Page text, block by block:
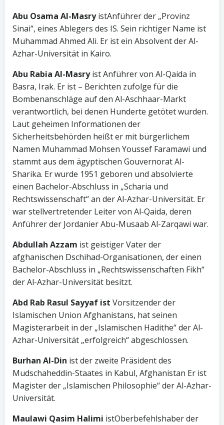
Abu Osama Al-MasryistAnführer der „Provinz
Sinai“, eines Ablegers des IS. Sein richtiger Name ist
Muhammad Ahmed Ali. Er ist ein Absolvent der Al-
Azhar-Universität in Kairo.
Abu Rabia Al-Masryist Anführer von Al-Qaida in
Basra, Irak. Er ist – Berichten zufolge für die
Bombenanschläge auf den Al-Aschhaar-Markt
verantwortlich, bei denen Hunderte getötet wurden.
Laut geheimen Informationen der
Sicherheitsbehörden heißt er mit bürgerlichem
Namen Muhammad Mohsen Youssef Faramawi und
stammt aus dem ägyptischen Gouvernorat Al-
Sharika. Er wurde 1951 geboren und absolvierte
einen Bachelor-Abschluss in „Scharia und
Rechtswissenschaft“ an der Al-Azhar-Universität. Er
war stellvertretender Leiter von Al-Qaida, deren
Anführer der Jordanier Abu-Musaab Al-Zarqawi war.
Abdullah Azzam ist geistiger Vater der
afghanischen Dschihad-Organisationen, der einen
Bachelor-Abschluss in „Rechtswissenschaften Fikh“
der Al-Azhar-Universität besitzt.
Abd Rab Rasul Sayyaf ist Vorsitzender der
Islamischen Union Afghanistans, hat seinen
Magisterarbeit in der „Islamischen Hadithe“ der Al-
Azhar-Universität „erfolgreich“ abgeschlossen.
Burhan Al-Din ist der zweite Präsident des
Mudschaheddin-Staates in Kabul, Afghanistan Er ist
Magister der „Islamischen Philosophie“ der Al-Azhar-
Universität.
Maulawi Qasim Halimi istOberbefehlshaber der